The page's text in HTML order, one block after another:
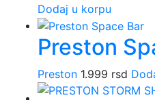
Dodaj u korpu
Preston
Preston 1.999 rsd